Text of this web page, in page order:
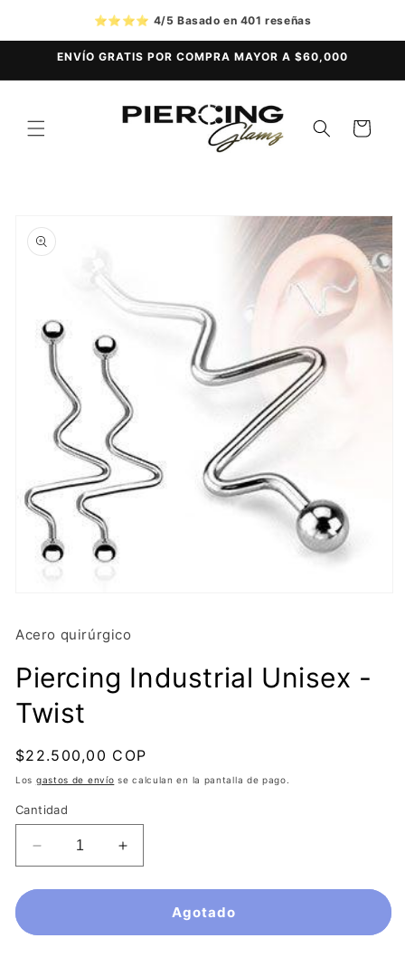
directamente
al contenido
⭐⭐⭐⭐ 4/5 Basado en 401 reseñas
ENVÍO GRATIS POR COMPRA MAYOR A $60,000
Carrito
a la
información
1
una
ventana
Acero quirúrgico
Piercing Industrial Unisex -
Twist
Precio
habitual
$22.500,00 COP
Los gastos de envío se calculan en la pantalla de pago.
Cantidad
Reducir
cantidad
para
Aumentar
cantidad
para
PiercingAgotado